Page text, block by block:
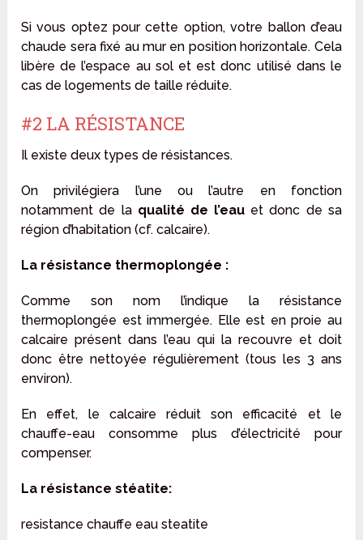
Si vous optez pour cette option, votre ballon d’eau
chaude sera fixé au mur en position horizontale. Cela
libère de l’espace au sol et est donc utilisé dans le
cas de logements de taille réduite.
#2 LA RÉSISTANCE
Il existe deux types de résistances.
On privilégiera l’une ou l’autre en fonction
notamment de la qualité de l’eau et donc de sa
région d’habitation (cf. calcaire).
La résistance thermoplongée :
Comme son nom l’indique la résistance
thermoplongée est immergée. Elle est en proie au
calcaire présent dans l’eau qui la recouvre et doit
donc être nettoyée régulièrement (tous les 3 ans
environ).
En effet, le calcaire réduit son efficacité et le
chauffe-eau consomme plus d’électricité pour
compenser.
La résistance stéatite:
resistance chauffe eau steatite